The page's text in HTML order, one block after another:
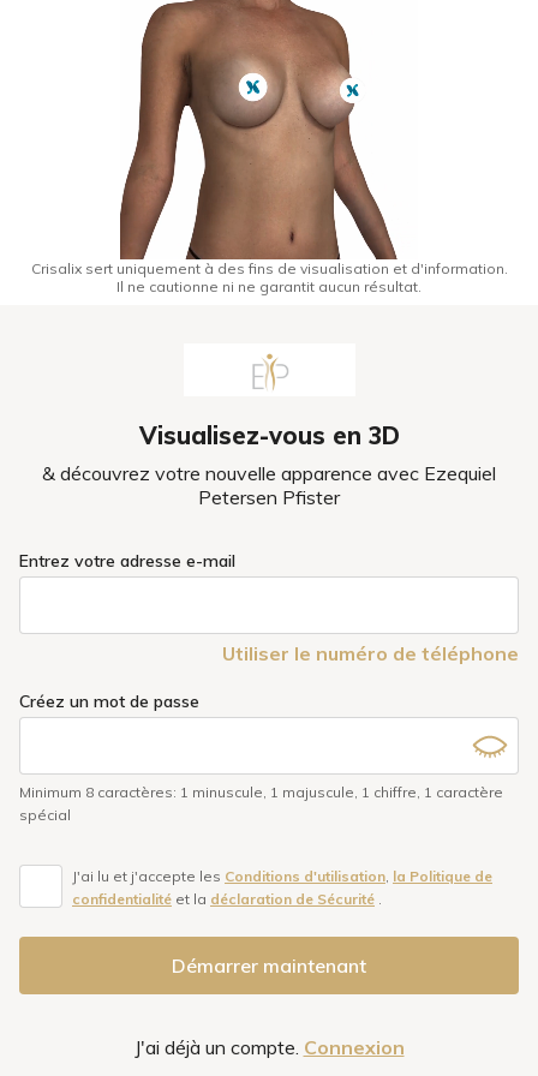
Crisalix sert uniquement à des fins de visualisation et d'information.
Il ne cautionne ni ne garantit aucun résultat.
Visualisez-vous en 3D
& découvrez votre nouvelle apparence avec Ezequiel
Petersen Pfister
Entrez votre adresse e-mail
Utiliser le numéro de téléphone
Créez un mot de passe
Minimum 8 caractères: 1 minuscule, 1 majuscule, 1 chiffre, 1 caractère
spécial
J'ai lu et j'accepte les Conditions d'utilisation, la Politique de
confidentialité et la déclaration de Sécurité .
Démarrer maintenant
J'ai déjà un compte. Connexion